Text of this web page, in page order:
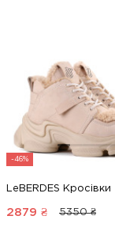
-46%
LeBERDES Кросівки
2879 ₴ 5350 ₴